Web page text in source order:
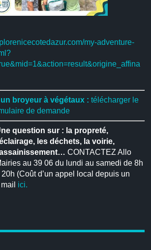
my-adventure-
broyeur à végétaux : télécharger le
de demande
question sur : la propreté,
les déchets, la voirie,
CONTACTEZ Allo
au 39 06 du lundi au samedi de 8h
20h (Coût d’un appel local depuis un
ici.